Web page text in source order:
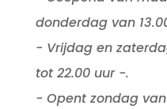
donderdag van
- Vrijdag en
tot 22.00 uur -.
- Opent zondag